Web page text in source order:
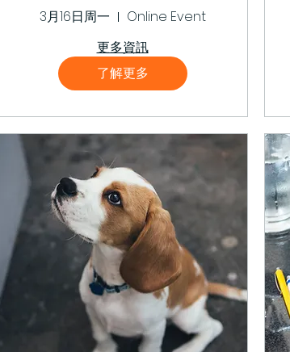
About Death – The
Examined Life
3月16日周一
Online Event
更多資訊
了解更多